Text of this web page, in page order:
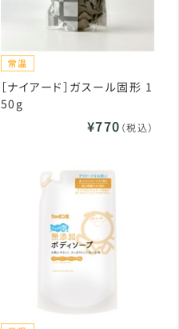
［ナイアード］ガスール固形 1
50g
¥770 （税込）